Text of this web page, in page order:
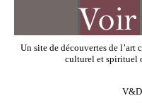
Un site de découvertes de l’art
culturel et spirituel
V&D